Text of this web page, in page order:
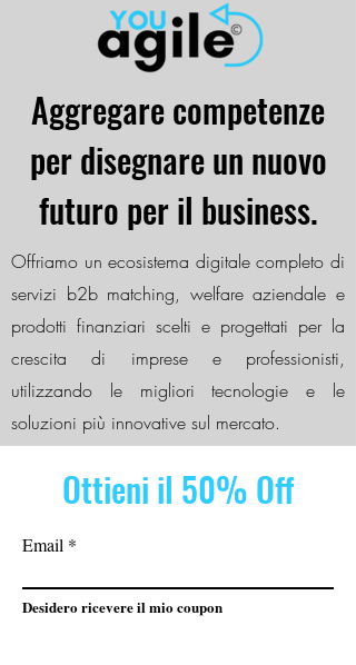
Aggregare competenze
per disegnare un nuovo
futuro per il business.
Offriamo un ecosistema digitale completo di
servizi b2b matching, welfare aziendale e
prodotti finanziari scelti e progettati per la
crescita di imprese e professionisti,
utilizzando le migliori tecnologie e le
soluzioni più innovative sul mercato.
Email
Desidero ricevere il mio coupon
Ottieni il 50% Off